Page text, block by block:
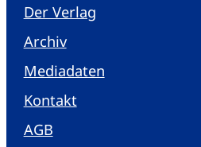
Der Verlag
Archiv
Mediadaten
Kontakt
AGB